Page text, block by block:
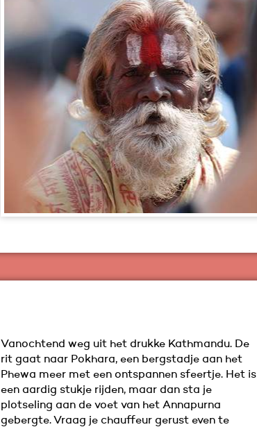
Vanochtend weg uit het drukke Kathmandu. De
rit gaat naar Pokhara, een bergstadje aan het
Phewa meer met een ontspannen sfeertje. Het is
een aardig stukje rijden, maar dan sta je
plotseling aan de voet van het Annapurna
gebergte. Vraag je chauffeur gerust even te